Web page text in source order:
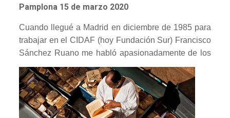
Pamplona 15 de marzo 2020
Cuando llegué a Madrid en diciembre de 1985 para
trabajar en el CIDAF (hoy Fundación Sur) Francisco
Sánchez Ruano me habló apasionadamente de los